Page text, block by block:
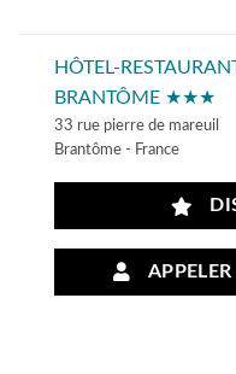
HÔTEL-
BRANTÔME ★★★
33 rue pierre de mareuil
Brantôme - France